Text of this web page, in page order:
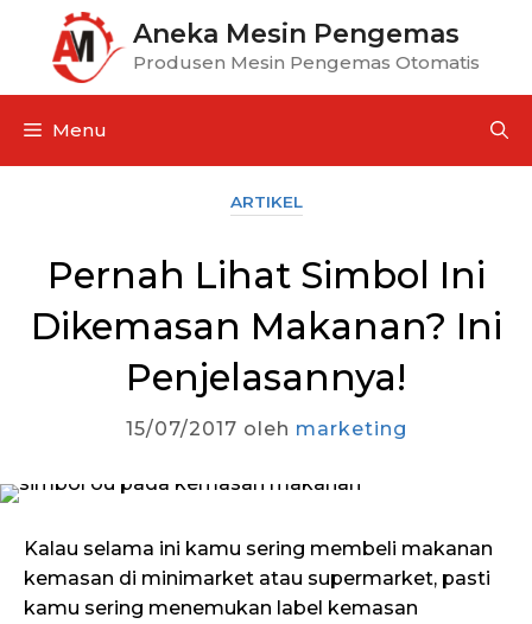
Aneka Mesin Pengemas
Produsen Mesin Pengemas Otomatis
Menu
ARTIKEL
Pernah Lihat Simbol Ini
Dikemasan Makanan? Ini
Penjelasannya!
15/07/2017 oleh marketing
Kalau selama ini kamu sering membeli makanan
kemasan di minimarket atau supermarket, pasti
kamu sering menemukan label kemasan